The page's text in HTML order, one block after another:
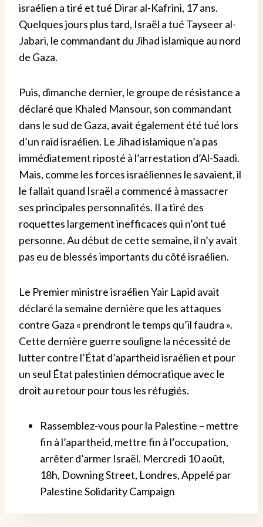
israélien a tiré et tué Dirar al-Kafrini, 17 ans.
Quelques jours plus tard, Israël a tué Tayseer al-
Jabari, le commandant du Jihad islamique au nord
de Gaza.
Puis, dimanche dernier, le groupe de résistance a
déclaré que Khaled Mansour, son commandant
dans le sud de Gaza, avait également été tué lors
d’un raid israélien. Le Jihad islamique n’a pas
immédiatement riposté à l’arrestation d’Al-Saadi.
Mais, comme les forces israéliennes le savaient, il
le fallait quand Israël a commencé à massacrer
ses principales personnalités. Il a tiré des
roquettes largement inefficaces qui n’ont tué
personne. Au début de cette semaine, il n’y avait
pas eu de blessés importants du côté israélien.
Le Premier ministre israélien Yair Lapid avait
déclaré la semaine dernière que les attaques
contre Gaza « prendront le temps qu’il faudra ».
Cette dernière guerre souligne la nécessité de
lutter contre l’État d’apartheid israélien et pour
un seul État palestinien démocratique avec le
droit au retour pour tous les réfugiés.
Rassemblez-vous pour la Palestine – mettre
fin à l’apartheid, mettre fin à l’occupation,
arrêter d’armer Israël. Mercredi 10 août,
18h, Downing Street, Londres, Appelé par
Palestine Solidarity Campaign